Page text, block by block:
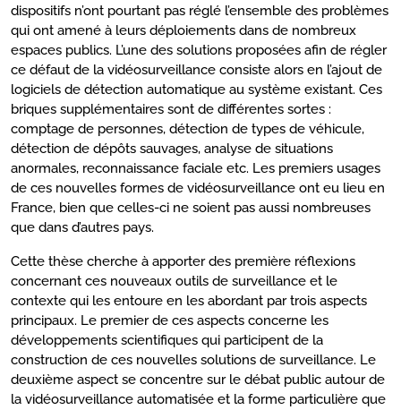
dispositifs n’ont pourtant pas réglé l’ensemble des problèmes
qui ont amené à leurs déploiements dans de nombreux
espaces publics. L’une des solutions proposées afin de régler
ce défaut de la vidéosurveillance consiste alors en l’ajout de
logiciels de détection automatique au système existant. Ces
briques supplémentaires sont de différentes sortes :
comptage de personnes, détection de types de véhicule,
détection de dépôts sauvages, analyse de situations
anormales, reconnaissance faciale etc. Les premiers usages
de ces nouvelles formes de vidéosurveillance ont eu lieu en
France, bien que celles-ci ne soient pas aussi nombreuses
que dans d’autres pays.
Cette thèse cherche à apporter des première réflexions
concernant ces nouveaux outils de surveillance et le
contexte qui les entoure en les abordant par trois aspects
principaux. Le premier de ces aspects concerne les
développements scientifiques qui participent de la
construction de ces nouvelles solutions de surveillance. Le
deuxième aspect se concentre sur le débat public autour de
la vidéosurveillance automatisée et la forme particulière que